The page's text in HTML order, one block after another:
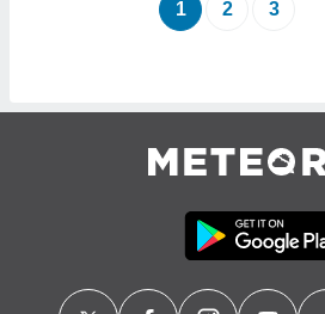
1 2 3